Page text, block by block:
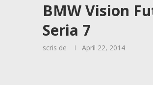
BMW Vision
Seria 7
scris de April 22, 2014